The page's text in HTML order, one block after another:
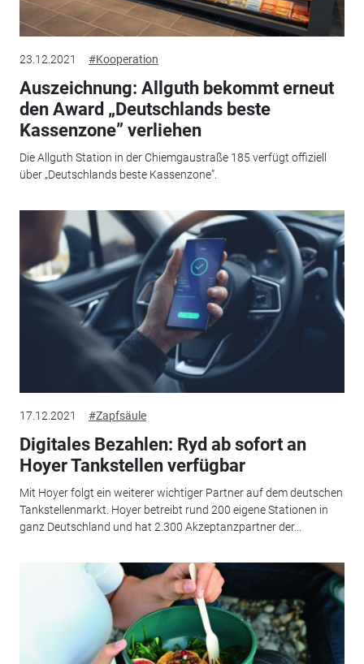
23.12.2021 #Kooperation
Auszeichnung: Allguth bekommt erneut
den Award „Deutschlands beste
Kassenzone” verliehen
Die Allguth Station in der Chiemgaustraße 185 verfügt offiziell
über „Deutschlands beste Kassenzone”.
17.12.2021 #Zapfsäule
Digitales Bezahlen: Ryd ab sofort an
Hoyer Tankstellen verfügbar
Mit Hoyer folgt ein weiterer wichtiger Partner auf dem deutschen
Tankstellenmarkt. Hoyer betreibt rund 200 eigene Stationen in
ganz Deutschland und hat 2.300 Akzeptanzpartner der...